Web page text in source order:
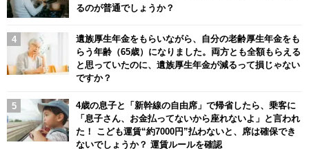
るのが普通でしょうか？
遺族厚生年金をもらいながら、自分の老齢厚生年金をも
らう年齢（65歳）になりました。両方とも全額もらえる
と思っていたのに、遺族厚生年金が減るって損じゃない
ですか？
4歳の息子と「新幹線の自由席」で帰省したら、乗客に
「息子さん、お金払ってないから座れないよ」と言われ
た！ こども運賃“約7000円”払わないと、席は確保でき
ないでしょうか？ 運賃ルールを確認